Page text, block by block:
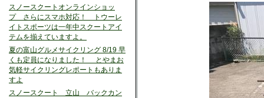
スノースクートオンラインショッ
プ さらにスマホ対応！ トウーレ
イトスポーツは一年中スクートアイ
テムを揃えていますよ。
夏の富山グルメサイクリング 8/19 早
くも定員になりました！ とやまお
気軽サイクリングレポートもありま
すよ
スノースクート 立山 バックカン